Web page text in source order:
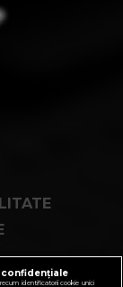
confidențiale
identificatorii cookie unici